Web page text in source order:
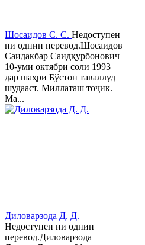
Шосаидов С. С. Недоступен
ни однин перевод.Шосаидов
Саидакбар Саидқурбонович
10-уми октябри соли 1993
дар шаҳри Бўстон таваллуд
шудааст. Миллаташ тоҷик.
Ма...
Диловарзода Д. Д.
Недоступен ни однин
перевод.Диловарзода